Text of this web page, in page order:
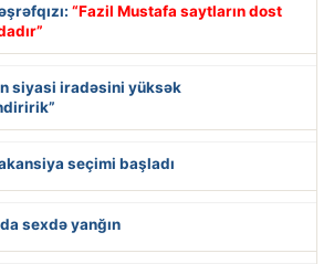
“Fazil Mustafa saytların dost
siyasi iradəsini yüksək
seçimi başladı
sexdə yanğın